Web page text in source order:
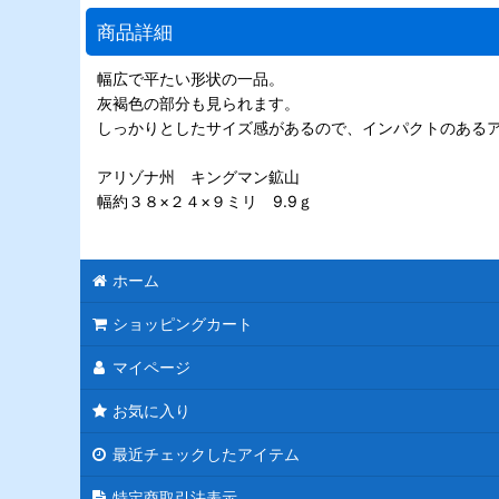
商品詳細
幅広で平たい形状の一品。
灰褐色の部分も見られます。
しっかりとしたサイズ感があるので、インパクトのある
アリゾナ州 キングマン鉱山
幅約３８×２４×９ミリ 9.9ｇ
ホーム
ショッピングカート
マイページ
お気に入り
最近チェックしたアイテム